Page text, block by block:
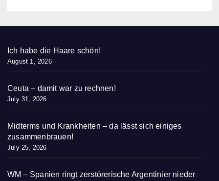
Ich habe die Haare schön!
August 1, 2026
Ceuta – damit war zu rechnen!
July 31, 2026
Midterms und Krankheiten – da lässt sich einiges
zusammenbrauen!
July 25, 2026
WM – Spanien ringt zerstörerische Argentinier nieder